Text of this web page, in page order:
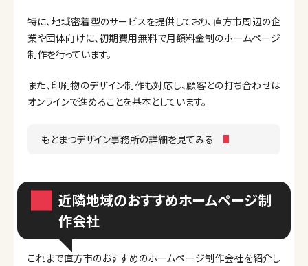
特に、地域密着型のサービスを提供しており、直方市周辺の企
業や団体向けに、初期費用無料で月額料金制のホームページ
制作を行っています。
また、印刷物のデザイン制作も対応し、顧客との打ち合わせは
オンラインで進めることを基本としています。
もとまつデザイン事務所の詳細を見てみる
近隣地域のおすすめホームページ制
作会社
これまで直方市のおすすめのホームページ制作会社を紹介し